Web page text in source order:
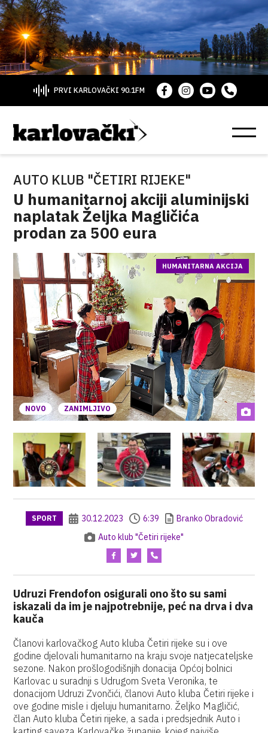
PRVI KARLOVAČKI 90.1FM
AUTO KLUB "ČETIRI RIJEKE"
U humanitarnoj akciji aluminijski
naplatak Željka Magličića
prodan za 500 eura
NOVO ZANIMLJIVO
HUMANITARNA AKCIJA
SPORT 30.12.2023 6:39
Branko Obradović
Auto klub "Četiri rijeke"
Udruzi Frendofon osigurali ono što su sami
iskazali da im je najpotrebnije, peć na drva i dva
kauča
Članovi karlovačkog Auto kluba Četiri rijeke su i ove
godine djelovali humanitarno na kraju svoje natjecateljske
sezone. Nakon prošlogodišnjih donacija Općoj bolnici
Karlovac u suradnji s Udrugom Sveta Veronika, te
donacijom Udruzi Zvončići, članovi Auto kluba Četiri rijeke i
ove godine misle i djeluju humanitarno. Željko Magličić,
član Auto kluba Četiri rijeke, a sada i predsjednik Auto i